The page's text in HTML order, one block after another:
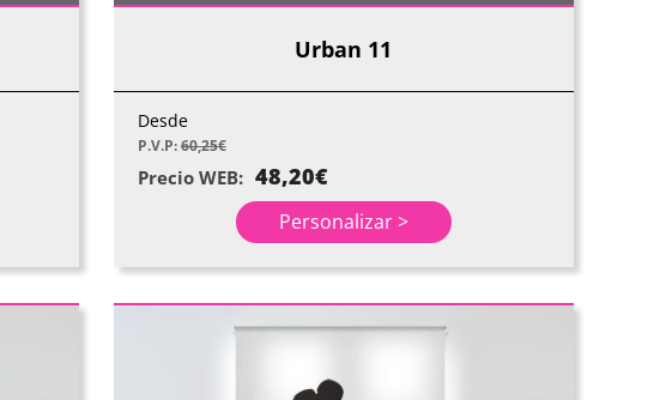
Urban 11
Desde
P.V.P:60,25€
Precio WEB: 48,20€
Personalizar >